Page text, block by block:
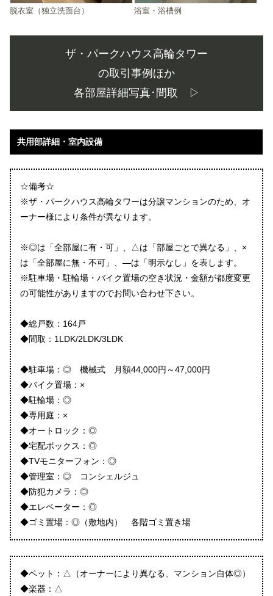
脱衣室（独立洗面台） 浴室・浴槽例
ザ・パークハウス高輪タワー
の取引事例ほか
各部屋詳細写真･間取 ▷
共用部詳細・室内設備
☆備考☆
※ザ・パークハウス高輪タワーは分譲マンションのため、オ
ーナー様により条件が異なります。
※◎は「全部屋に有・可」、△は「部屋ごとで異なる」、×
は「全部屋に無・不可」、―は「明示なし」を表します。
※駐車場・駐輪場・バイク置場の空き状況・金額が都度変更
の可能性がありますのでお問い合わせ下さい。
◆総戸数：164戸
◆間取：1LDK/2LDK/3LDK
◆駐車場：◎ 機械式 月額44,000円～47,000円
◆バイク置場：×
◆駐輪場：◎
◆専用庭：×
◆オートロック：◎
◆宅配ボックス：◎
◆TVモニターフォン：◎
◆管理室：◎ コンシェルジュ
◆防犯カメラ：◎
◆エレベーター：◎
◆ゴミ置場：◎（敷地内） 各階ゴミ置き場
◆ペット：△（オーナーにより異なる、マンション自体◎）
◆楽器：△